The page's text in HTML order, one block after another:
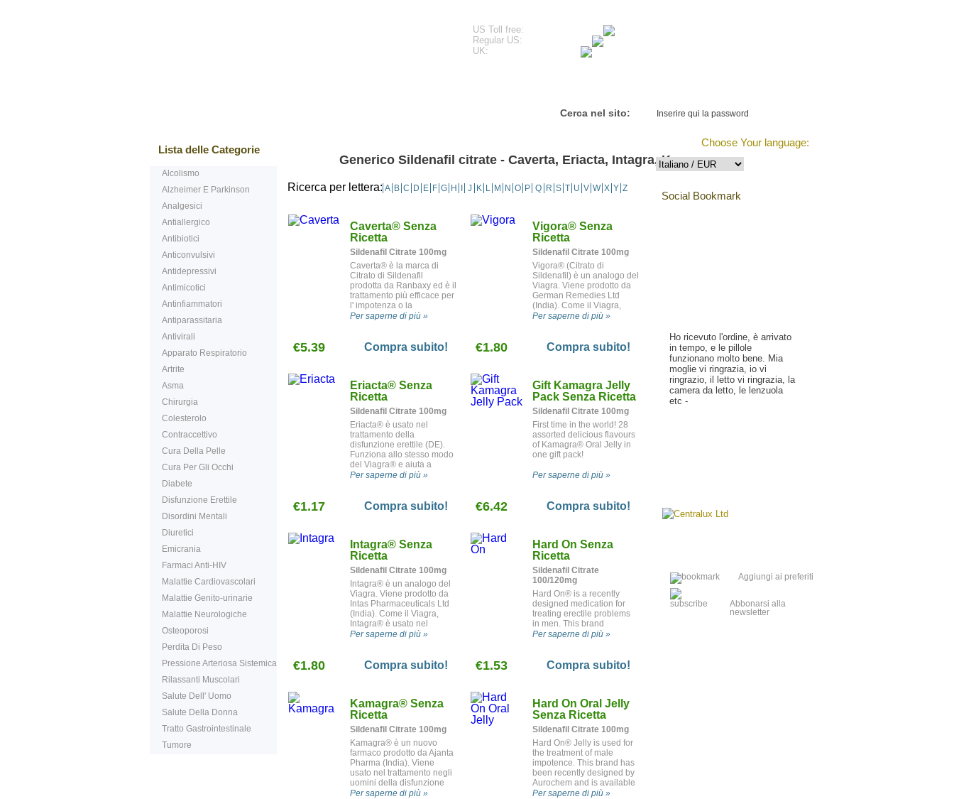
US Toll free:
Regular US:
UK:
Cerca nel sito:
Lista delle Categorie
Alcolismo
Alzheimer E Parkinson
Analgesici
Antiallergico
Antibiotici
Anticonvulsivi
Antidepressivi
Antimicotici
Antinfiammatori
Antiparassitaria
Antivirali
Apparato Respiratorio
Artrite
Asma
Chirurgia
Colesterolo
Contraccettivo
Cura Della Pelle
Cura Per Gli Occhi
Diabete
Disfunzione Erettile
Disordini Mentali
Diuretici
Emicrania
Farmaci Anti-HIV
Malattie Cardiovascolari
Malattie Genito-urinarie
Malattie Neurologiche
Osteoporosi
Perdita Di Peso
Pressione Arteriosa Sistemica
Rilassanti Muscolari
Salute Dell' Uomo
Salute Della Donna
Tratto Gastrointestinale
Tumore
Generico Sildenafil citrate - Caverta, Eriacta, Intagra, Kamagra, Kamagra Oral Jelly, Kamagra Soft,
Ricerca per lettera: A B C D E F G H J K L M N O P Q R S T U V W X Y Z
Caverta®Senza
Ricetta
Sildenafil Citrate 100mg
Caverta® è la marca di
Citrato di Sildenafil
prodotta da Ranbaxy ed è il
trattamento più efficace per
l' impotenza o la
disfunzione erettile (DE).
Per saperne di più »
€5.39 Compra subito!
Eriacta®Senza
Ricetta
Sildenafil Citrate 100mg
Eriacta® è usato nel
trattamento della
disfunzione erettile (DE).
Funziona allo stesso modo
del Viagra® e aiuta a
raggiungere e a mantenere
da Ranbaxy.
Per saperne di più »
€1.17 Compra subito!
Intagra®Senza
Ricetta
Sildenafil Citrate 100mg
Intagra® è un analogo del
Viagra. Viene prodotto da
Intas Pharmaceuticals Ltd
(India). Come il Viagra,
Intagra® è usato nel
trattamento della
Per saperne di più »
€1.80 Compra subito!
Kamagra®Senza
Ricetta
Sildenafil Citrate 100mg
Kamagra® è un nuovo
farmaco prodotto da Ajanta
Pharma (India). Viene
usato nel trattamento negli
uomini della disfunzione
erettile.
Per saperne di più »
Vigora®Senza
Ricetta
Sildenafil Citrate 100mg
Vigora® (Citrato di
Sildenafil) è un analogo del
Viagra. Viene prodotto da
German Remedies Ltd
(India). Come il Viagra,
Vigora® è usato nel
impotenza.
Per saperne di più »
€1.80 Compra subito!
Gift Kamagra Jelly
Pack Senza Ricetta
Sildenafil Citrate 100mg
First time in the world! 28
assorted delicious flavours
of Kamagra® Oral Jelly in
one gift pack!
Per saperne di più »
€6.42 Compra subito!
Hard On Senza
Ricetta
Sildenafil Citrate
100/120mg
Hard On® is a recently
designed medication for
treating erectile problems
in men. This brand
produced by Aurochem
Per saperne di più »
€1.53 Compra subito!
Hard On Oral Jelly
Senza Ricetta
Sildenafil Citrate 100mg
Hard On® Jelly is used for
the treatment of male
impotence. This brand has
been recently designed by
Aurochem and is available
with the following flavours:
Per saperne di più »
Choose Your language:
Social Bookmark
Ho ricevuto l'ordine, è arrivato
in tempo, e le pillole
funzionano molto bene. Mia
moglie vi ringrazia, io vi
ringrazio, il letto vi ringrazia, la
camera da letto, le lenzuola
etc -
Aggiungi ai preferiti
Abbonarsi alla
newsletter